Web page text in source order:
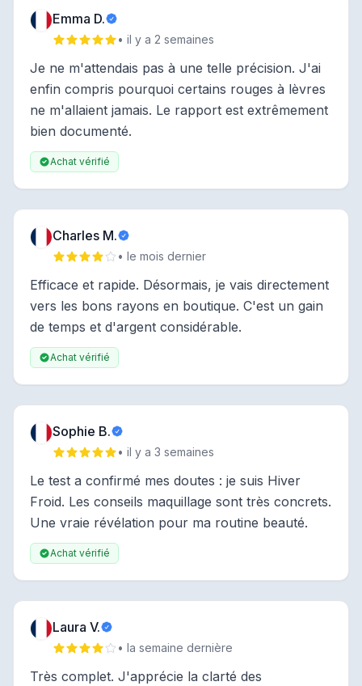
Emma D.
• il y a 2 semaines
Je ne m'attendais pas à une telle précision. J'ai
enfin compris pourquoi certains rouges à lèvres
ne m'allaient jamais. Le rapport est extrêmement
bien documenté.
Achat vérifié
Charles M.
• le mois dernier
Efficace et rapide. Désormais, je vais directement
vers les bons rayons en boutique. C'est un gain
de temps et d'argent considérable.
Achat vérifié
Sophie B.
• il y a 3 semaines
Le test a confirmé mes doutes : je suis Hiver
Froid. Les conseils maquillage sont très concrets.
Une vraie révélation pour ma routine beauté.
Achat vérifié
Laura V.
• la semaine dernière
Très complet. J'apprécie la clarté des